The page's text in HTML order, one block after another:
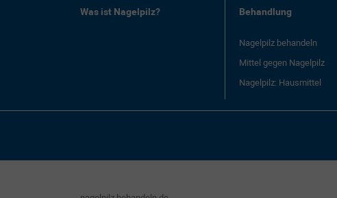
Was ist Nagelpilz? Behandlung
Nagelpilz behandeln
Mittel gegen Nagelpilz
Nagelpilz: Hausmittel